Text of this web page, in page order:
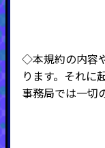
◇本規約の内容
ります。それに
事務局では一切